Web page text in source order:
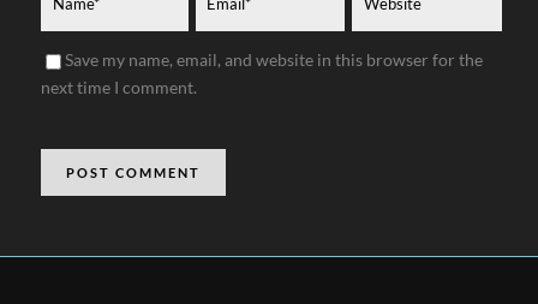
Save my name, email, and website in this browser for the
next time I comment.